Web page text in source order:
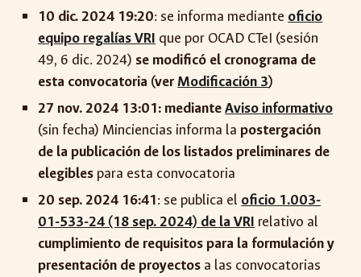
10 dic. 2024 19:20: se informa mediante oficio
equipo regalías VRI que por OCAD CTeI (sesión
49, 6 dic. 2024) se modificó el cronograma de
esta convocatoria (verModificación 3)
27 nov. 2024 13:01: medianteAviso informativo
(sin fecha) Minciencias informa la postergación
de la publicación de los listados preliminares de
elegibles para esta convocatoria
20 sep. 2024 16:41: se publica el oficio 1.003-
01-533-24 (18 sep. 2024) de la VRI relativo al
cumplimiento de requisitos para la formulación y
presentación de proyectos a las convocatorias